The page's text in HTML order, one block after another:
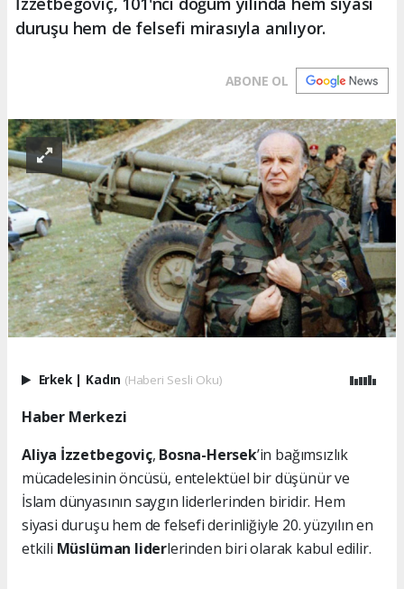
duruşu hem de felsefi mirasıyla anılıyor.
ABONE OL
Erkek | Kadın (Haberi Sesli Oku)
Haber Merkezi
Aliya İzzetbegoviç, Bosna-Hersek’in bağımsızlık
mücadelesinin öncüsü, entelektüel bir düşünür ve
İslam dünyasının saygın liderlerinden biridir. Hem
siyasi duruşu hem de felsefi derinliğiyle 20. yüzyılın en
etkili Müslüman liderlerinden biri olarak kabul edilir.